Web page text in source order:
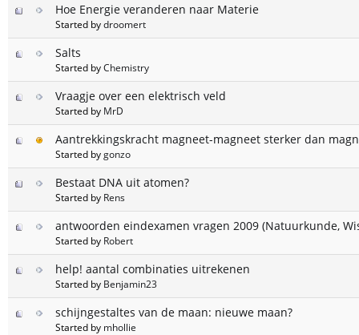
Hoe Energie veranderen naar Materie
Started bydroomert
Salts
Started byChemistry
Vraagje over een elektrisch veld
Started by MrD
Aantrekkingskracht magneet-magneet sterker dan
Started bygonzo
Bestaat DNA uit atomen?
Started by Rens
antwoorden eindexamen vragen 2009 (Natuurkunde,
Started by Robert
help! aantal combinaties uitrekenen
Started by Benjamin23
schijngestaltes van de maan: nieuwe maan?
Started by mhollie